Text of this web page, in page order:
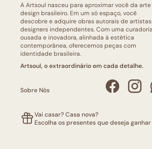
A Artsoul nasceu para aproximar você da
design brasileiro. Em um só espaço, você
descobre e adquire obras autorais de
designers independentes. Com uma curadoria
ousada e inovadora, alinhada à estética
contemporânea, oferecemos peças com
identidade brasileira.
Artsoul, o extraordinário em cada detalhe.
Sobre Nós
Vai casar? Casa nova?
Escolha os presentes que deseja ganhar